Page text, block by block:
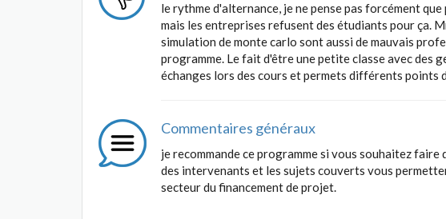
le rythme d'alternance, je ne pense pas forcément
mais les entreprises refusent des étudiants pour ça.
simulation de monte carlo sont aussi de mauvais
programme. Le fait d'être une petite classe avec des
échanges lors des cours et permets différents points
Commentaires généraux
je recommande ce programme si vous souhaitez
des intervenants et les sujets couverts vous
secteur du financement de projet.